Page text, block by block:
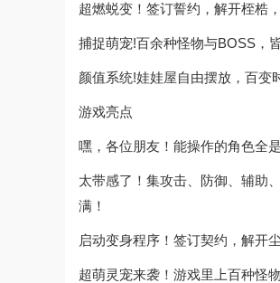
超燃蜕变！签订誓约，解开桎梏
捕捉萌宠!百余种怪物与BOSS，
颜值系统!娃娃屋自由摆放，百变
游戏亮点
嘿，各位朋友！能操作的角色全
太带感了！集攻击、防御、辅助
满！
启动变身程序！签订契约，解开
超萌灵宠来袭！游戏里上百种怪